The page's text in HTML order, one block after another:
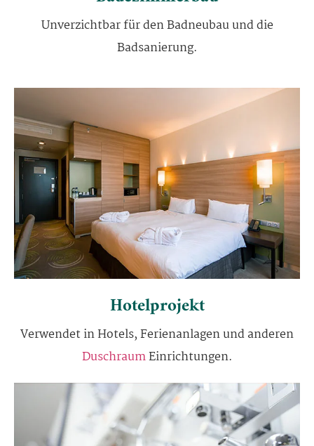
Unverzichtbar für den Badneubau und die
Badsanierung.
Hotelprojekt
Verwendet in Hotels, Ferienanlagen und anderen
DuschraumEinrichtungen.